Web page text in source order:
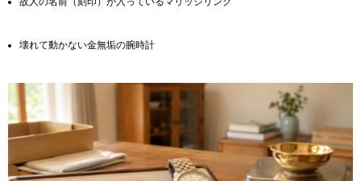
壊れて動かない金無垢の腕時計